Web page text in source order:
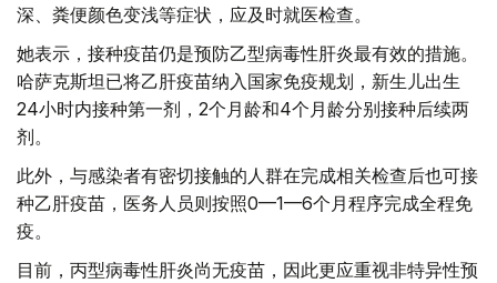
深、粪便颜色变浅等症状，应及时就医检查。
她表示，接种疫苗仍是预防乙型病毒性肝炎最有效的措施。
哈萨克斯坦已将乙肝疫苗纳入国家免疫规划，新生儿出生
24小时内接种第一剂，2个月龄和4个月龄分别接种后续两
剂。
此外，与感染者有密切接触的人群在完成相关检查后也可接
种乙肝疫苗，医务人员则按照0—1—6个月程序完成全程免
疫。
目前，丙型病毒性肝炎尚无疫苗，因此更应重视非特异性预